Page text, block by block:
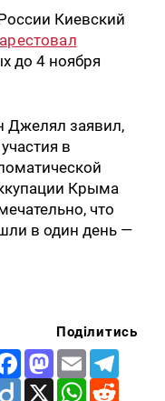
Киевский
арестовал
до 4 ноября
Джелял заявил,
в
Крыма
что
в один день —
Поділитись
FacebookMastodon
Email
Diigo X WhatsApp